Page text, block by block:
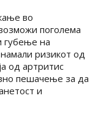
во
поголема
губење на
ризикот од
од артритис
пешачење за да
и